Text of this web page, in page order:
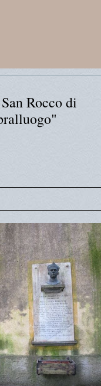
Rocco di